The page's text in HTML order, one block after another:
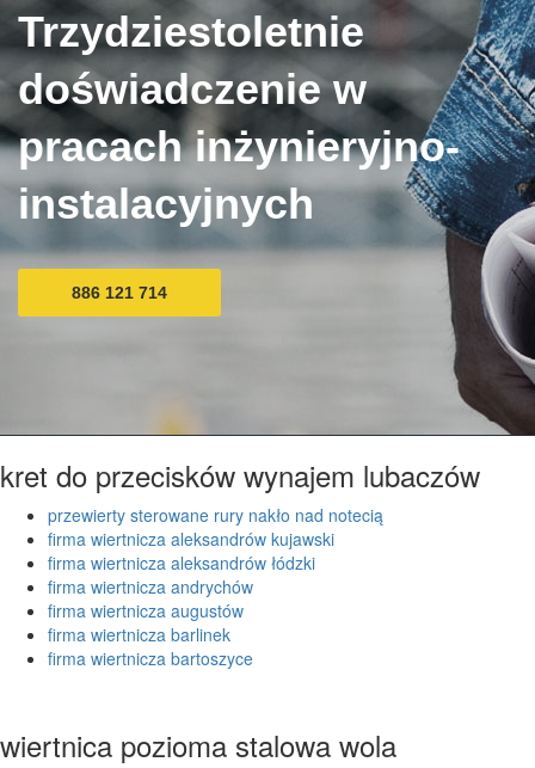
Trzydziestoletnie
doświadczenie w
pracach inżynieryjno-
instalacyjnych
886 121 714
kret do przecisków wynajem lubaczów
przewierty sterowane rury nakło nad notecią
firma wiertnicza aleksandrów kujawski
firma wiertnicza aleksandrów łódzki
firma wiertnicza andrychów
firma wiertnicza augustów
firma wiertnicza barlinek
firma wiertnicza bartoszyce
wiertnica pozioma stalowa wola